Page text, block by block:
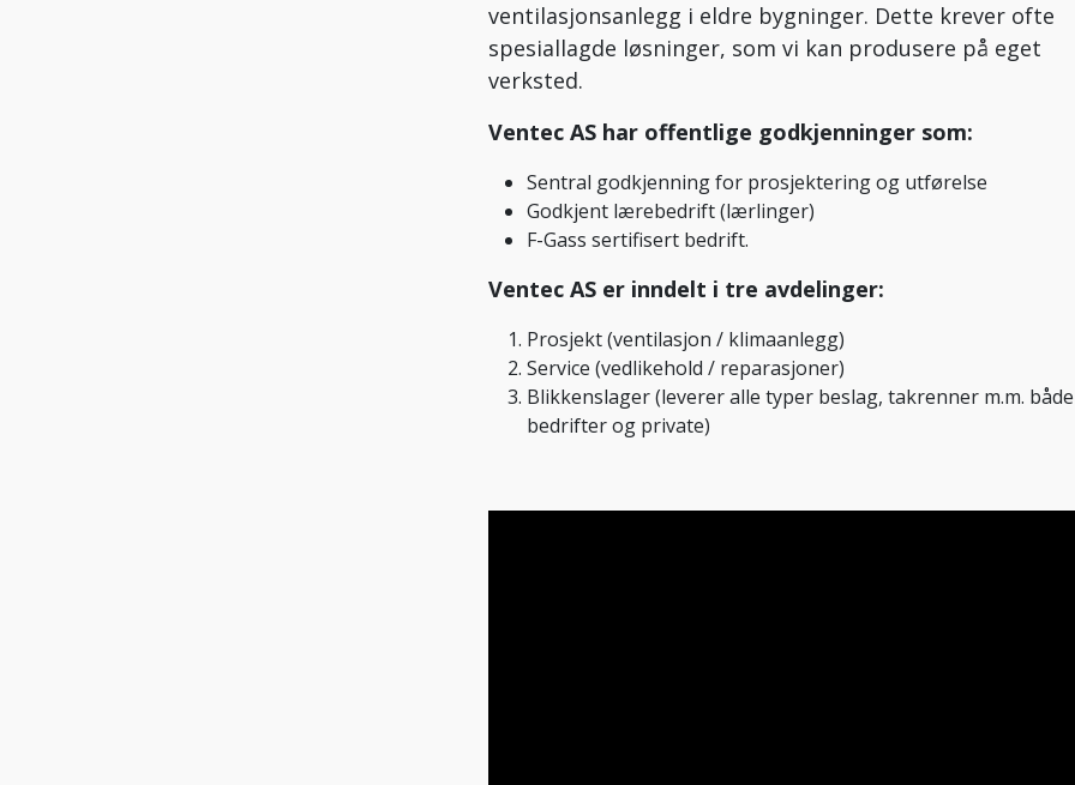
ventilasjonsanlegg i eldre bygninger. Dette krever ofte
spesiallagde løsninger, som vi kan produsere på eget
verksted.
Ventec AS har offentlige godkjenninger som:
Sentral godkjenning for prosjektering og utførelse
Godkjent lærebedrift (lærlinger)
F-Gass sertifisert bedrift.
Ventec AS er inndelt i tre avdelinger:
Prosjekt (ventilasjon / klimaanlegg)
Service (vedlikehold / reparasjoner)
Blikkenslager (leverer alle typer beslag, takrenner m.m.
bedrifter og private)